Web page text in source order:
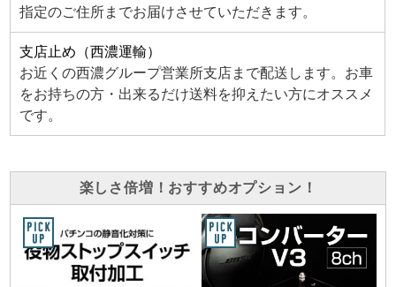
指定のご住所までお届けさせていただきます。
支店止め（西濃運輸）
お近くの西濃グループ営業所支店まで配送します。お車
をお持ちの方・出来るだけ送料を抑えたい方にオススメ
です。
楽しさ倍増！おすすめオプション！